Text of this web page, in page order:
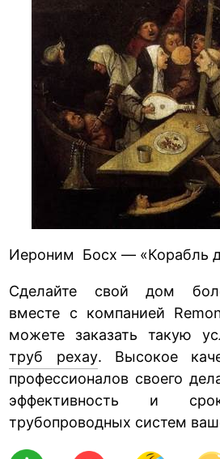
Иероним Босх — «Корабль
Сделайте свой дом
вместе с компанией
можете заказать такую
труб рехау. Высокое
профессионалов своего
эффективность и
трубопроводных систем